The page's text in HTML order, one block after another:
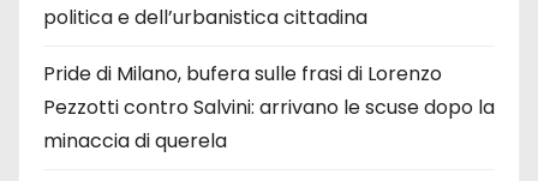
politica e dell’urbanistica cittadina
Pride di Milano, bufera sulle frasi di Lorenzo
Pezzotti contro Salvini: arrivano le scuse dopo la
minaccia di querela